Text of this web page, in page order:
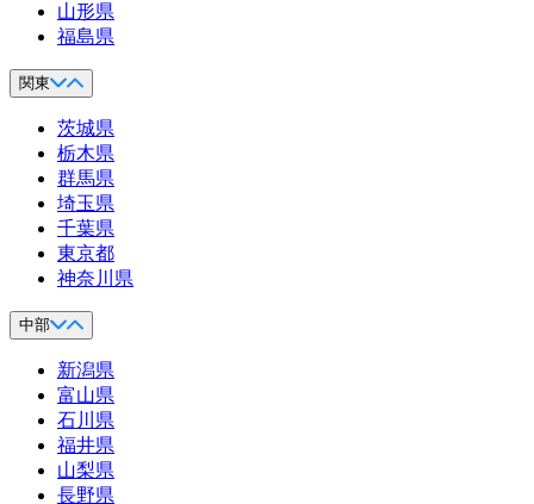
山形県
福島県
関東
茨城県
栃木県
群馬県
埼玉県
千葉県
東京都
神奈川県
中部
新潟県
富山県
石川県
福井県
山梨県
長野県